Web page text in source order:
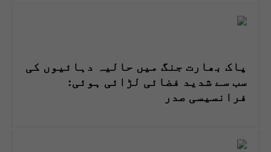
پاک بھارت جنگ میں حالیہ دہائیوں کی
سب سے شدید فضائی لڑائی ہوئی:
فرانسیسی صدر